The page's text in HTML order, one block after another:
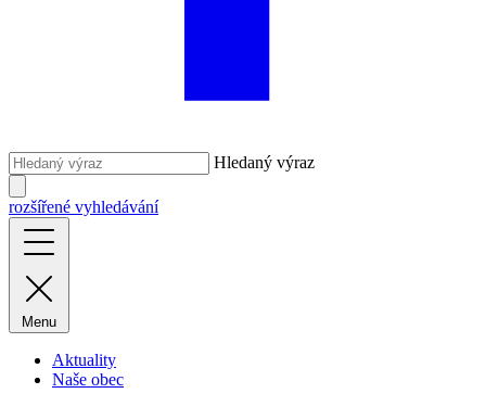
Hledaný výraz
rozšířené vyhledávání
Menu
Aktuality
Naše obec